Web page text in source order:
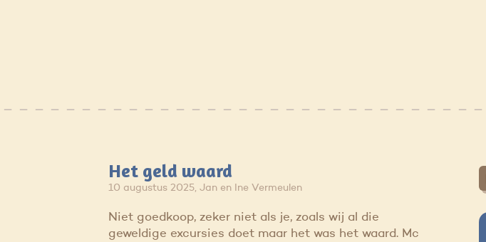
Het geld waard
10 augustus 2025, Jan en Ine Vermeulen
Niet goedkoop, zeker niet als je, zoals wij al die
geweldige excursies doet maar het was het waard. Mc